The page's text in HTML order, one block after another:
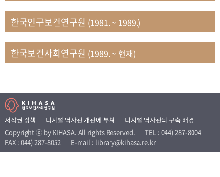
VR 역사관
문현상
가족복지연구실 인구가족연구팀
박인화
보건정책연구실
박재빈
연구부 인구역학담당실
변종화
보건정책연구실 건강증진팀
송건용
보건정책연구실
송태민
정보통계연구실 빅데이터연구센터
신희설
사업개발부 국제협력연구실
이규식
의료보험연구실
이문기
훈련부
한국인구보건연구원 (1981. ~ 1989.)
한국보건사회연구원 (1989. ~ 현재)
저작권 정책 디지털 역사관 개관에 부쳐
디지털 역사관의 구축 배경
Copyright ⓒ by KIHASA. All rights Reserved.
TEL : 044) 287-8004
FAX : 044) 287-8052
E-mail : library@kihasa.re.kr